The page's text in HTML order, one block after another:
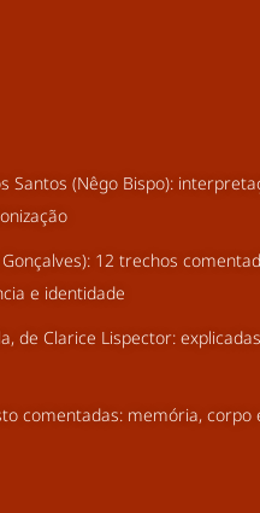
Santos (Nêgo Bispo):
12 trechos
e identidade
de Clarice Lispector:
comentadas: memória, corpo